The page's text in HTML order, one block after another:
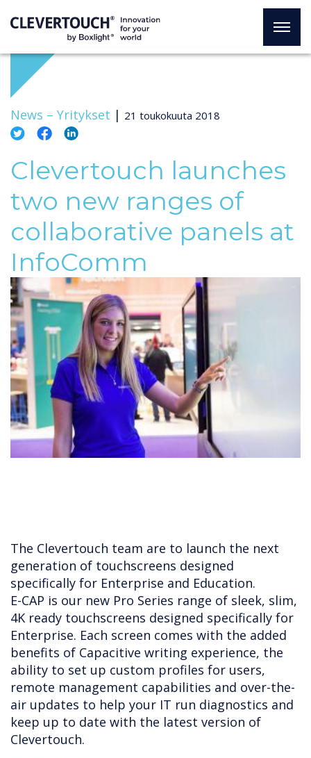
News – Yritykset | 21 toukokuuta 2018
Clevertouch launches
two new ranges of
collaborative panels at
InfoComm
The Clevertouch team are to launch the next
generation of touchscreens designed
specifically for Enterprise and Education.
E-CAP is our new Pro Series range of sleek, slim,
4K ready touchscreens designed specifically for
Enterprise. Each screen comes with the added
benefits of Capacitive writing experience, the
ability to set up custom profiles for users,
remote management capabilities and over-the-
air updates to help your IT run diagnostics and
keep up to date with the latest version of
Clevertouch.